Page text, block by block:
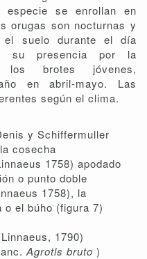
se enrollan en
orugas son nocturnas y
el suelo durante el día
su presencia por la
los brotes jóvenes,
en abril-mayo. Las
según el clima.
y Schiffermuller
cosecha
1758) apodado
o punto doble
1758), la
o el búho (figura 7)
1790)
Agrotls bruto )